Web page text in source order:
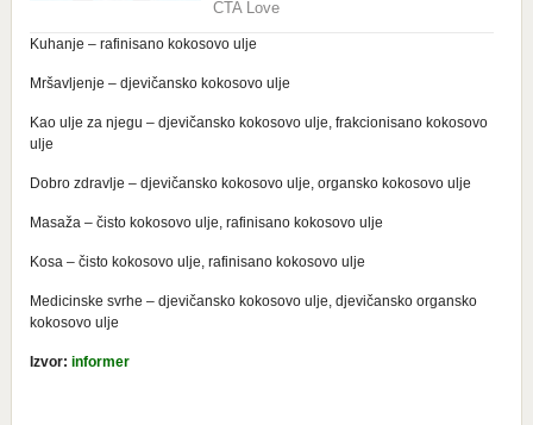
Kuhanje – rafinisano kokosovo ulje
Mršavljenje – djevičansko kokosovo ulje
Kao ulje za njegu – djevičansko kokosovo ulje, frakcionisano kokosovo
ulje
Dobro zdravlje – djevičansko kokosovo ulje, organsko kokosovo ulje
Masaža – čisto kokosovo ulje, rafinisano kokosovo ulje
Kosa – čisto kokosovo ulje, rafinisano kokosovo ulje
Medicinske svrhe – djevičansko kokosovo ulje, djevičansko organsko
kokosovo ulje
Izvor: informer